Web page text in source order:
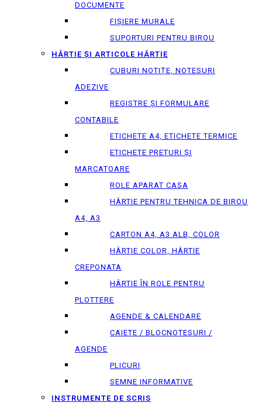
DOCUMENTE
FIȘIERE MURALE
SUPORTURI PENTRU BIROU
HÂRTIE ȘI ARTICOLE HÂRTIE
CUBURI NOTIȚE, NOTESURI
ADEZIVE
REGISTRE ȘI FORMULARE
CONTABILE
ETICHETE A4, ETICHETE TERMICE
ETICHETE PRETURI ȘI
MARCATOARE
ROLE APARAT CASA
HÂRTIE PENTRU TEHNICA DE BIROU
A4, A3
CARTON A4, A3 ALB, COLOR
HÂRTIE COLOR, HÂRTIE
CREPONATA
HÂRTIE ÎN ROLE PENTRU
PLOTTERE
AGENDE & CALENDARE
CAIETE / BLOCNOTESURI /
AGENDE
PLICURI
SEMNE INFORMATIVE
INSTRUMENTE DE SCRIS